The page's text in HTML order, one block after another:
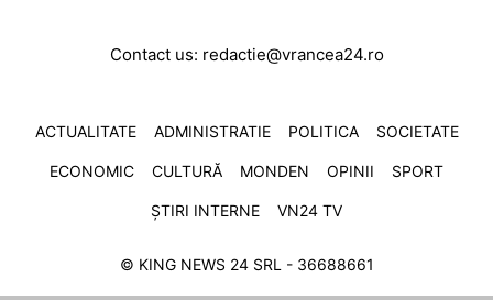
Contact us: redactie@vrancea24.ro
ACTUALITATE ADMINISTRATIE POLITICA SOCIETATE
ECONOMIC CULTURĂ MONDEN OPINII SPORT
ȘTIRI INTERNE VN24 TV
© KING NEWS 24 SRL - 36688661